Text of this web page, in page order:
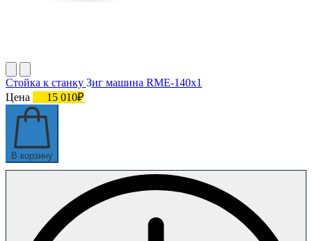
Стойка к станку Зиг машина RME-140х1
Цена
15 010₽
В корзину